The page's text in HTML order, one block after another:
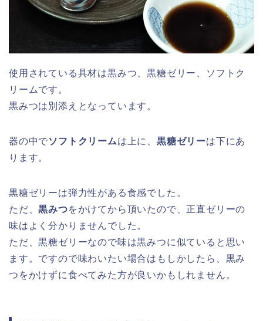
使用されている具材は黒みつ、黒糖ゼリー、ソフトク
リームです。
黒みつは別添えとなっています。
器の中でソフトクリームは上に、黒糖ゼリーは下にあ
ります。
黒糖ゼリーは弾力性がある食感でした。
ただ、黒みつをかけてから頂いたので、正直ゼリーの
味はよく分かりませんでした。
ただ、黒糖ゼリーなので味は黒みつに似ていると思い
ます。ですので味わいたい場合はもしかしたら、黒み
つをかけずに食べてみた方が良いかもしれません。